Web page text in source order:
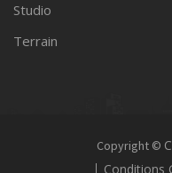
Studio
Terrain
Copyright ©
Conditions